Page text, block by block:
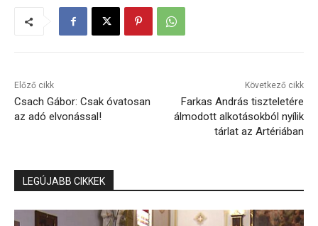
Előző cikk
Csach Gábor: Csak óvatosan
az adó elvonással!
Következő cikk
Farkas András tiszteletére
álmodott alkotásokból nyílik
tárlat az Artériában
LEGÚJABB CIKKEK